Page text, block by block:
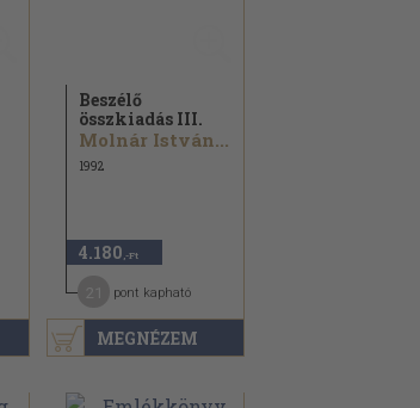
MEGNÉZEM
Beszélő
összkiadás III.
Molnár István...
1992
4.180 ,-Ft
pont kapható